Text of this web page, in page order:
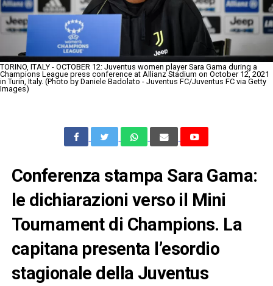
TORINO, ITALY - OCTOBER 12: Juventus women player Sara Gama during a
Champions League press conference at Allianz Stadium on October 12, 2021
in Turin, Italy. (Photo by Daniele Badolato - Juventus FC/Juventus FC via Getty
Images)
Conferenza stampa Sara Gama:
le dichiarazioni verso il Mini
Tournament di Champions. La
capitana presenta l’esordio
stagionale della Juventus